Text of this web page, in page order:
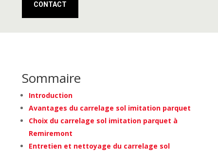
CONTACT
Sommaire
Introduction
Avantages du carrelage sol imitation parquet
Choix du carrelage sol imitation parquet à
Remiremont
Entretien et nettoyage du carrelage sol